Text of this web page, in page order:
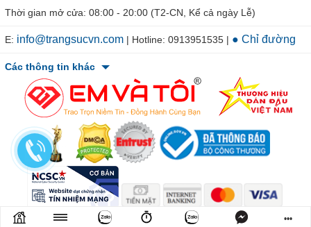
Thời gian mở cửa: 08:00 - 20:00 (T2-CN, Kể cả ngày Lễ)
E: info@trangsucvn.com | Hotline: 0913951535 | ● Chỉ đường
Các thông tin khác
© 2011-2026 TRANGSUCVN.COM Copyright, All Rights Reserved. •••